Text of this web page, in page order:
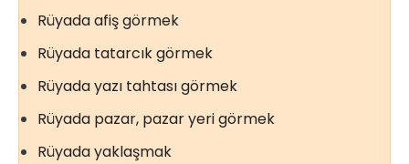
Rüyada afiş görmek
Rüyada tatarcık görmek
Rüyada yazı tahtası görmek
Rüyada pazar, pazar yeri görmek
Rüyada yaklaşmak